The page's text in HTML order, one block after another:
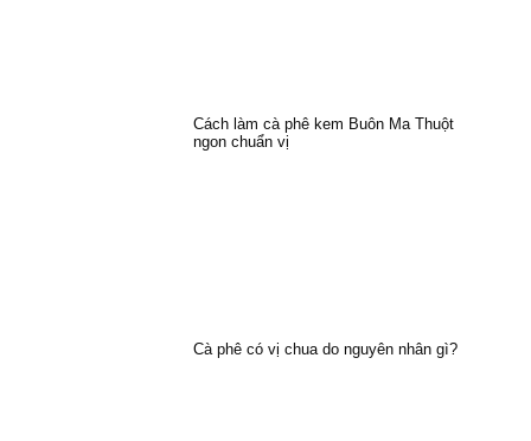
Cách làm cà phê kem Buôn Ma Thuột
ngon chuẩn vị
Cà phê có vị chua do nguyên nhân gì?